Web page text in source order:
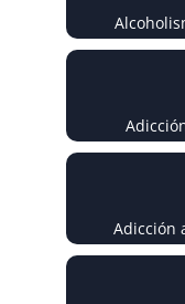
Adicción